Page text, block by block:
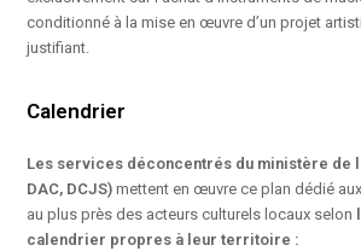
conditionné à la mise en œuvre d’un projet
justifiant.
Calendrier
Les services déconcentrés du ministère de
DAC, DCJS) mettent en œuvre ce plan dédié
au plus près des acteurs culturels locaux selon
calendrier propres à leur territoire :